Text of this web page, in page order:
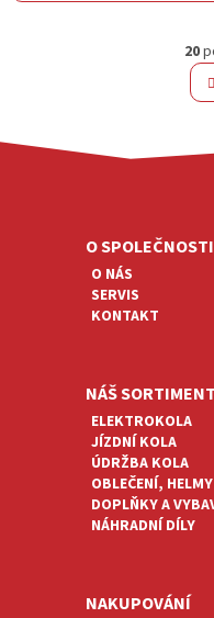
20
O SPOLEČNOSTI
O NÁS
SERVIS
KONTAKT
NÁŠ SORTIMENT
ELEKTROKOLA
JÍZDNÍ KOLA
ÚDRŽBA KOLA
OBLEČENÍ,
DOPLŇKY A
NÁHRADNÍ DÍLY
NAKUPOVÁNÍ